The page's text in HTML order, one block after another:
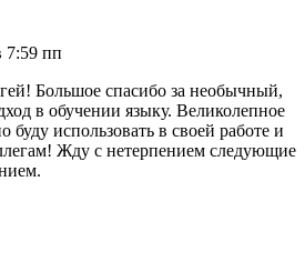
7:59 пп
Большое спасибо за необычный,
в обучении языку. Великолепное
буду использовать в своей работе и
Жду с нетерпением следующие